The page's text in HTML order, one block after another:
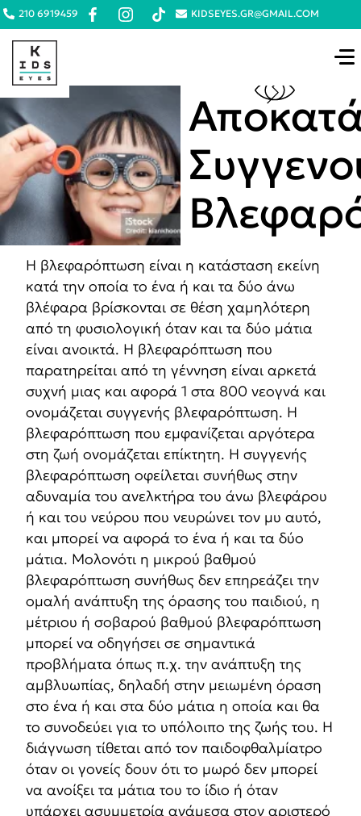
210 6919459 KIDSEYES.GR@GMAIL.COM
H βλεφαρόπτωση είναι η κατάσταση εκείνη
κατά την οποία το ένα ή και τα δύο άνω
βλέφαρα βρίσκονται σε θέση χαμηλότερη
από τη φυσιολογική όταν και τα δύο μάτια
είναι ανοικτά. Η βλεφαρόπτωση που
παρατηρείται από τη γέννηση είναι αρκετά
συχνή μιας και αφορά 1 στα 800 νεογνά και
ονομάζεται συγγενής βλεφαρόπτωση. Η
βλεφαρόπτωση που εμφανίζεται αργότερα
στη ζωή ονομάζεται επίκτητη. Η συγγενής
βλεφαρόπτωση οφείλεται συνήθως στην
αδυναμία του ανελκτήρα του άνω βλεφάρου
ή και του νεύρου που νευρώνει τον μυ αυτό,
και μπορεί να αφορά το ένα ή και τα δύο
μάτια. Μολονότι η μικρού βαθμού
βλεφαρόπτωση συνήθως δεν επηρεάζει την
ομαλή ανάπτυξη της όρασης του παιδιού, η
μέτριου ή σοβαρού βαθμού βλεφαρόπτωση
μπορεί να οδηγήσει σε σημαντικά
προβλήματα όπως π.χ. την ανάπτυξη της
αμβλυωπίας, δηλαδή στην μειωμένη όραση
στο ένα ή και στα δύο μάτια η οποία και θα
το συνοδεύει για το υπόλοιπο της ζωής του. Η
διάγνωση τίθεται από τον παιδοφθαλμίατρο
όταν οι γονείς δουν ότι το μωρό δεν μπορεί
να ανοίξει τα μάτια του το ίδιο ή όταν
υπάρχει ασυμμετρία ανάμεσα στον αριστερό